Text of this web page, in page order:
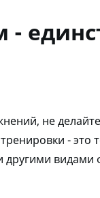
не
-
видами